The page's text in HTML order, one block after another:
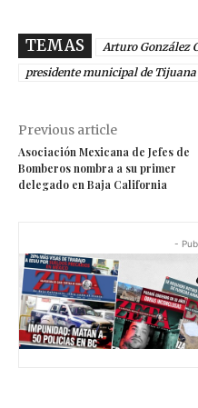
TEMAS
Arturo González
presidente municipal de Tijuana
Previous article
Asociación Mexicana de Jefes de
Bomberos nombra a su primer
delegado en Baja California
-